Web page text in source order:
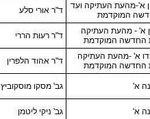
א'-מהעת העתיקה ועד
המוקדמת
ד"ר אורי סלע
א' - מהעת העתיקה
החדשה המוקדמת
ד"ר רעות הררי
א' -מהעת העתיקה
החדשה המוקדמת
ד"ר אהוד הלפרין
א' גב' מסקו מוסקוביץ
א' גב' ניקי ליטמן